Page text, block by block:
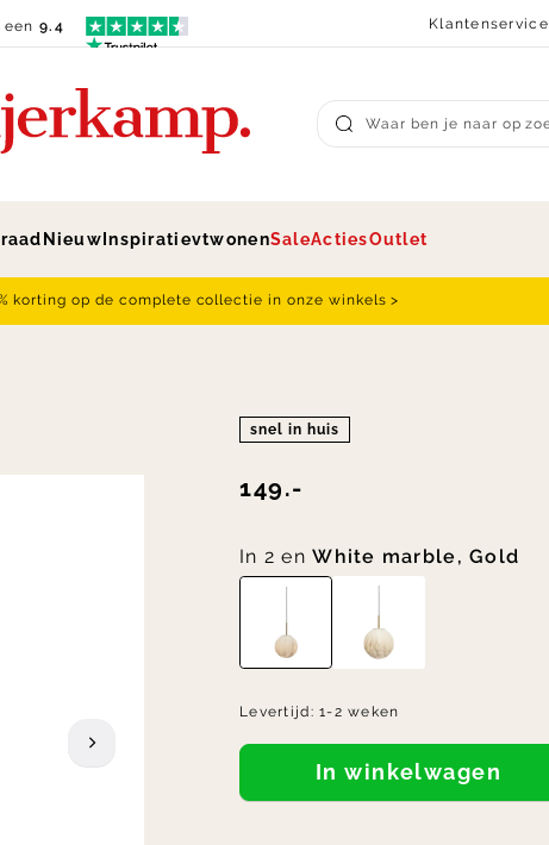
een9.4 Klantenservice
Submit search
Nieuw InspiratievtwonenSaleActiesOutlet
korting op de complete collectie in onze winkels >
snel in huis
149.-
In 2 enWhite marble, Gold
Levertijd:1-2 weken
In winkelwagen